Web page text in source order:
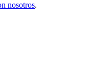
nosotros.